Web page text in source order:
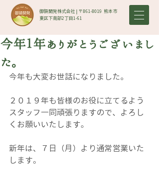
御領開発株式会社 | 〒861-8019​ 熊本市
東区下南部2丁目1-61
今年１年ありがとうございまし
た。
今年も大変お世話になりました。
２０１９年も皆様のお役に立てるよう
スタッフ一同頑張りますので、よろし
くお願いいたします。
新年は、７日（月）より通常営業いた
します。